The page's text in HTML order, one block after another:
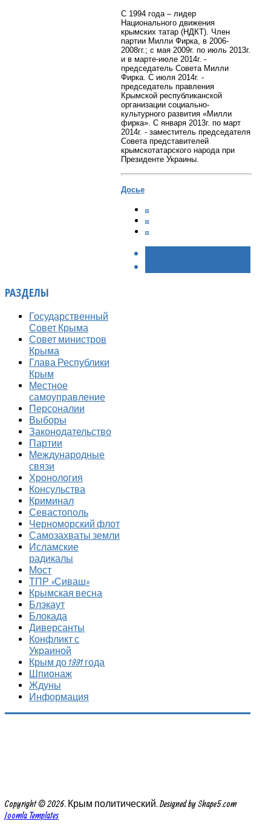
С 1994 года – лидер
Национального движения
крымских татар (НДКТ). Член
партии Милли Фирка, в 2006-
2008гг.; с мая 2009г. по июль 2013г.
и в марте-июле 2014г. -
председатель Совета Милли
Фирка. С июля 2014г. -
председатель правления
Крымской республиканской
организации социально-
культурного развития «Милли
фирка». С января 2013г. по март
2014г. - заместитель председателя
Совета представителей
крымскотатарского народа при
Президенте Украины.
Досье
РАЗДЕЛЫ
Государственный
Совет Крыма
Совет министров
Крыма
Глава Республики
Крым
Местное
самоуправление
Персоналии
Выборы
Законодательство
Партии
Международные
связи
Хронология
Консульства
Криминал
Севастополь
Черноморский флот
Самозахваты земли
Исламские
радикалы
Мост
ТПР «Сиваш»
Крымская весна
Блэкаут
Блокада
Диверсанты
Конфликт с
Украиной
Крым до 1991 года
Шпионаж
Ждуны
Информация
Copyright © 2026. Крым политический. Designed by Shape5.com
Joomla Templates